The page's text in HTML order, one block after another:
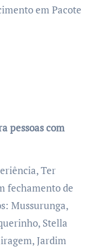
em Pacote
pessoas com
Ter
fechamento de
Mussurunga,
Stella
Jardim